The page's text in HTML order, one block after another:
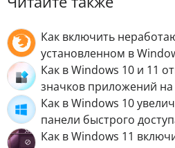
Как включить
установленном в
Как в Windows 10 и 11
значков приложений на
Как в Windows 10
панели быстрого
Как в Windows 11